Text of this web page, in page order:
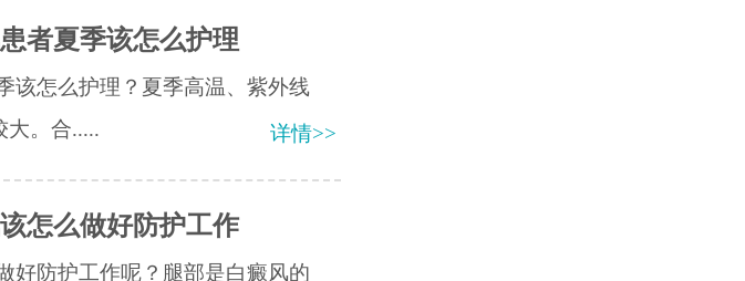
者夏季该怎么护理
该怎么护理？夏季高温、紫外线
大。合.....
详情>>
怎么做好防护工作
好防护工作呢？腿部是白癜风的